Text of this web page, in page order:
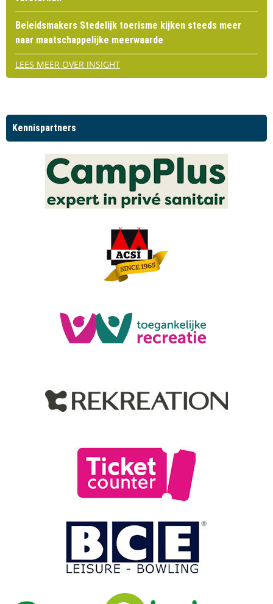
Beleidsmakers Stedelijk toerisme kijken steeds meer
naar maatschappelijke meerwaarde
LEES MEER OVER INSIGHT
Kennispartners